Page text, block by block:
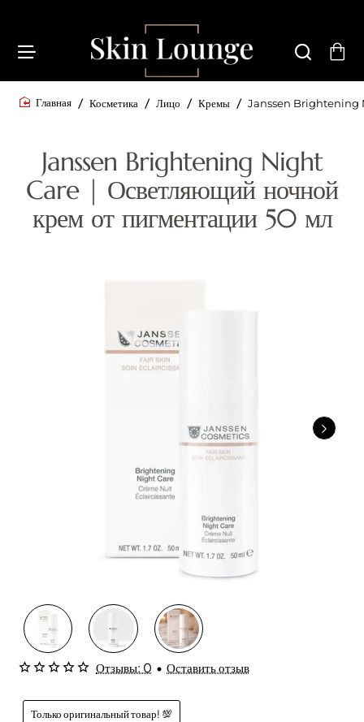
Janssen Brightening Night
Care | Осветляющий ночной
крем от пигментации 50 мл
Косметика Лицо Кремы Janssen Brightening
Только оригинальный товар! 💯
Отзывы: 0 • Оставить отзыв